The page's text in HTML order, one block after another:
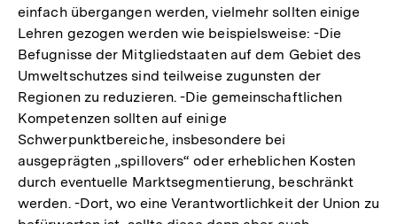
einfach übergangen werden, vielmehr sollten einige
Lehren gezogen werden wie beispielsweise: -Die
Befugnisse der Mitgliedstaaten auf dem Gebiet des
Umweltschutzes sind teilweise zugunsten der
Regionen zu reduzieren. -Die gemeinschaftlichen
Kompetenzen sollten auf einige
Schwerpunktbereiche, insbesondere bei
ausgeprägten „spillovers“ oder erheblichen Kosten
durch eventuelle Marktsegmentierung, beschränkt
werden. -Dort, wo eine Verantwortlichkeit der Union zu